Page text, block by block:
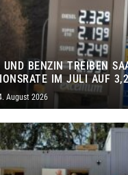
UND BENZIN TREIBEN
IM JULI AUF
August 2026